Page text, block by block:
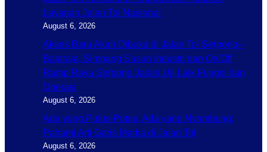
Layanan Jalan Tol Nasional
August 6, 2026
Akses Baru Akan Dibuka di Jalan Tol Serpong–
Balaraja, Simpang Susun Industri dan On/Off
Ramp Raya Serpong Jalani Uji Laik Fungsi dan
Operasi
August 6, 2026
Ada yang Putus-Putus, Ada yang Nyambung:
Pahami Arti Garis Marka di Jalan Tol
August 6, 2026